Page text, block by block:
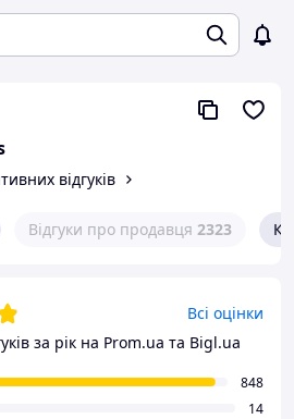
відгуків
Відгуки про продавця 2323
Всі оцінки
за рік на Prom.ua та Bigl.ua
848
14